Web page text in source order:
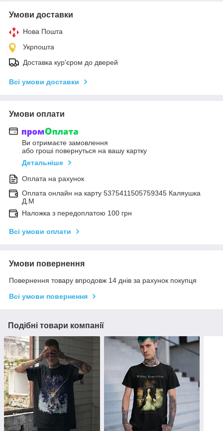
Умови доставки
Нова Пошта
Укрпошта
Доставка кур'єром до дверей
Всі умови доставки
Умови оплати
Ви отримаєте замовлення
або гроші повернуться на вашу картку
Детальніше
Оплата на рахунок
Оплата онлайн на карту 5375411505759345 Каляушка
Д.М
Наложка з передоплатою 100 грн
Всі умови оплати
Умови повернення
Повернення товару впродовж 14 днів за рахунок покупця
Всі умови повернення
Подібні товари компанії